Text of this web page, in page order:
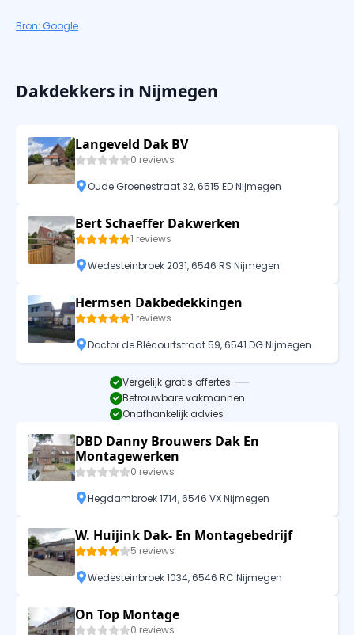
Bron: Google
Dakdekkers in Nijmegen
Langeveld Dak BV
0 reviews
Oude Groenestraat 32, 6515 ED Nijmegen
Bert Schaeffer Dakwerken
1 reviews
Wedesteinbroek 2031, 6546 RS Nijmegen
Hermsen Dakbedekkingen
1 reviews
Doctor de Blécourtstraat 59, 6541 DG Nijmegen
Vergelijk gratis offertes
Betrouwbare vakmannen
Onafhankelijk advies
DBD Danny Brouwers Dak En
Montagewerken
0 reviews
Hegdambroek 1714, 6546 VX Nijmegen
W. Huijink Dak- En Montagebedrijf
5 reviews
Wedesteinbroek 1034, 6546 RC Nijmegen
On Top Montage
0 reviews